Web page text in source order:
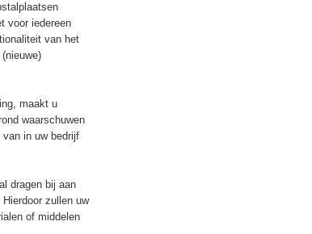
voor iedereen
van het
maakt u
waarschuwen
van in uw bedrijf
dragen bij aan
zullen uw
of middelen